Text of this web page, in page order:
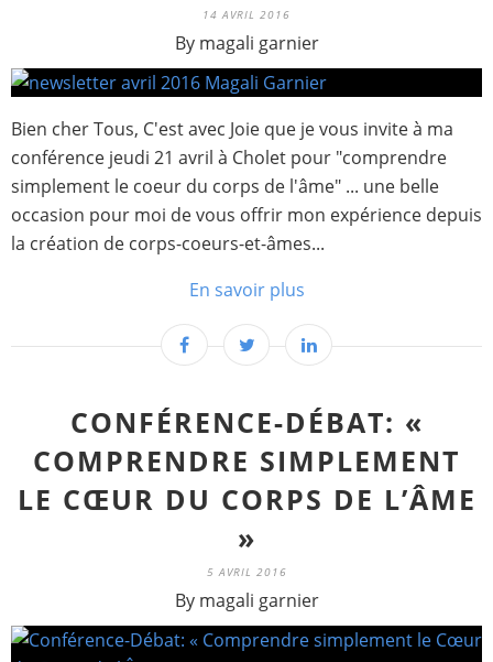
14 AVRIL 2016
By magali garnier
Bien cher Tous, C'est avec Joie que je vous invite à ma
conférence jeudi 21 avril à Cholet pour "comprendre
simplement le coeur du corps de l'âme" ... une belle
occasion pour moi de vous offrir mon expérience depuis
la création de corps-coeurs-et-âmes...
En savoir plus
CONFÉRENCE-DÉBAT: «
COMPRENDRE SIMPLEMENT
LE CŒUR DU CORPS DE L’ÂME
»
5 AVRIL 2016
By magali garnier